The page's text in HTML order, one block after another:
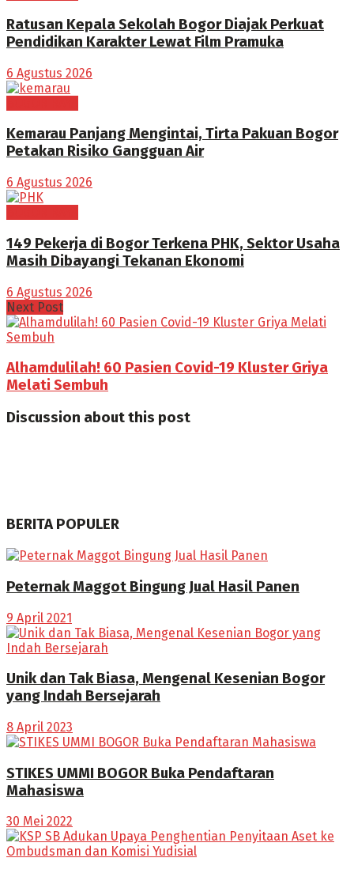
Ratusan Kepala Sekolah Bogor Diajak Perkuat
Pendidikan Karakter Lewat Film Pramuka
6 Agustus 2026
Kemarau Panjang Mengintai, Tirta Pakuan Bogor
Petakan Risiko Gangguan Air
6 Agustus 2026
149 Pekerja di Bogor Terkena PHK, Sektor Usaha
Masih Dibayangi Tekanan Ekonomi
6 Agustus 2026
Next Post
Alhamdulilah! 60 Pasien Covid-19 Kluster Griya
Melati Sembuh
Discussion about this post
BERITA POPULER
Peternak Maggot Bingung Jual Hasil Panen
9 April 2021
Unik dan Tak Biasa, Mengenal Kesenian Bogor
yang Indah Bersejarah
8 April 2023
STIKES UMMI BOGOR Buka Pendaftaran
Mahasiswa
30 Mei 2022